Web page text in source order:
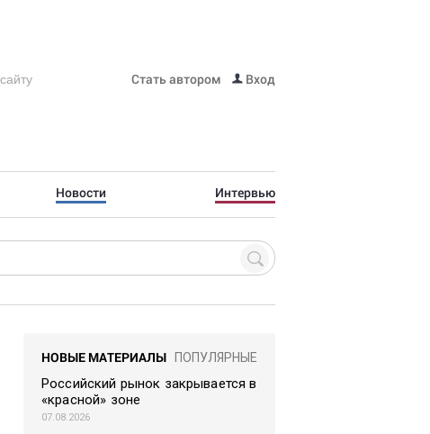
Стать автором Вход
Новости Интервью
НОВЫЕ МАТЕРИАЛЫ ПОПУЛЯРНЫЕ
Российский рынок закрывается в
«красной» зоне
07.08.2026